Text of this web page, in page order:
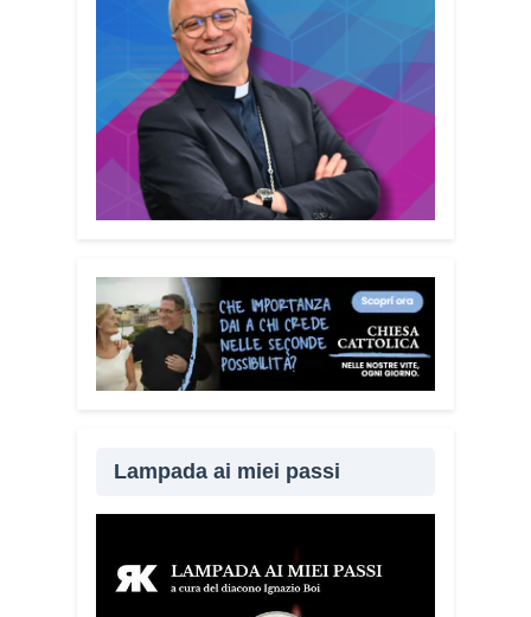
Lampada ai miei passi